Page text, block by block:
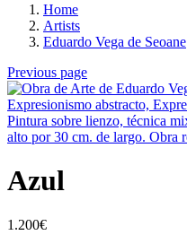
Home
Artists
Eduardo Vega de Seoane
Previous page
Azul
1.200€